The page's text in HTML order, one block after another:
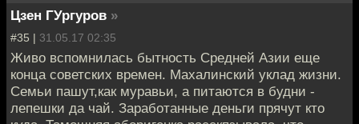
Цзен ГУргуров »
#35 | 31.05.17 02:35
Живо вспомнилась бытность Средней Азии еще
конца советских времен. Махалинский уклад жизни.
Семьи пашут,как муравьи, а питаются в будни -
лепешки да чай. Заработанные деньги прячут кто